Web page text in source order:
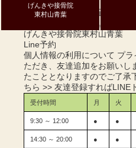
整体・手技・骨盤矯正、腰痛
葉へお任せください。土曜日
げんきや接骨院東村山青葉
Line予約
個人情報の利用について プ
ただき、友達追加をお願いし
たこととなりますのでご了承
ちら >> 友達登録すればLINE
受付時間 月 火
9:30 ～ 12:00 ● ●
14:30 ～ 20:00 ● ●
げんきや接骨院
東村山青葉